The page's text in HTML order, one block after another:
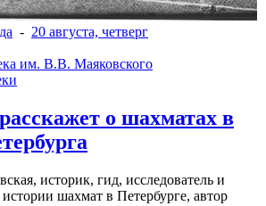
- 20 августа, четверг
им. В.В. Маяковского
о шахматах в
историк, гид, исследователь и
истории шахмат в Петербурге, автор